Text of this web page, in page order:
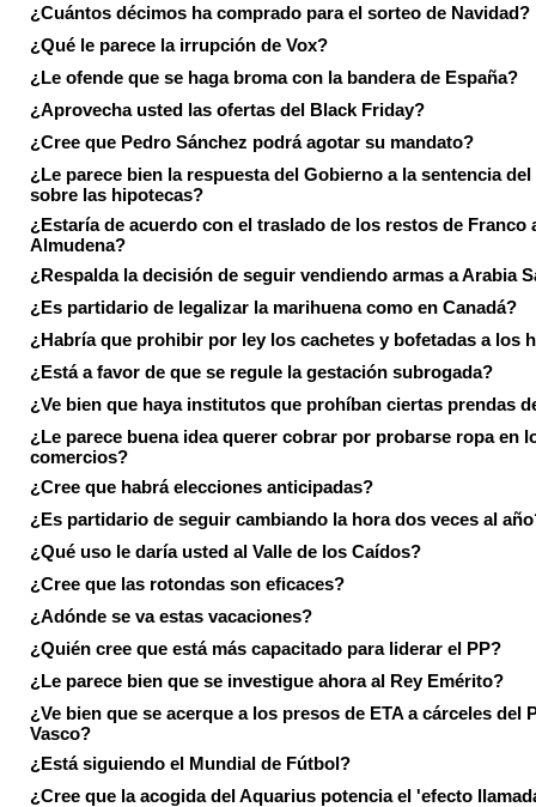
¿Cuántos décimos ha comprado para el sorteo de Navidad?
¿Qué le parece la irrupción de Vox?
¿Le ofende que se haga broma con la bandera de España?
¿Aprovecha usted las ofertas del Black Friday?
¿Cree que Pedro Sánchez podrá agotar su mandato?
¿Le parece bien la respuesta del Gobierno a la sentencia
sobre las hipotecas?
¿Estaría de acuerdo con el traslado de los restos de Franco
Almudena?
¿Respalda la decisión de seguir vendiendo armas a Arabia
¿Es partidario de legalizar la marihuena como en Canadá?
¿Habría que prohibir por ley los cachetes y bofetadas a los
¿Está a favor de que se regule la gestación subrogada?
¿Ve bien que haya institutos que prohíban ciertas prendas
¿Le parece buena idea querer cobrar por probarse ropa en
comercios?
¿Cree que habrá elecciones anticipadas?
¿Es partidario de seguir cambiando la hora dos veces al
¿Qué uso le daría usted al Valle de los Caídos?
¿Cree que las rotondas son eficaces?
¿Adónde se va estas vacaciones?
¿Quién cree que está más capacitado para liderar el PP?
¿Le parece bien que se investigue ahora al Rey Emérito?
¿Ve bien que se acerque a los presos de ETA a cárceles del
Vasco?
¿Está siguiendo el Mundial de Fútbol?
¿Cree que la acogida del Aquarius potencia el 'efecto